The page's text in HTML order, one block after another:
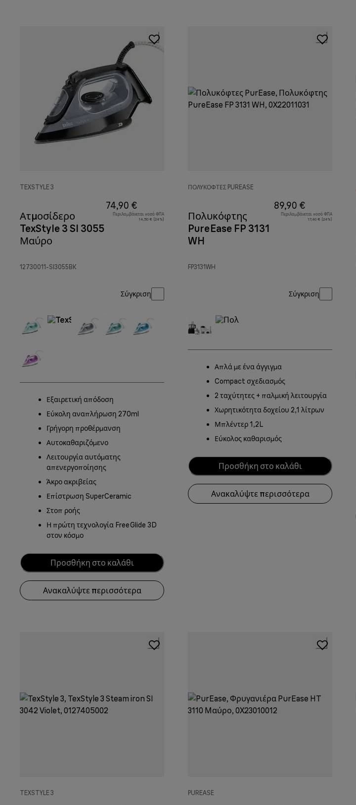
TEXSTYLE 3
Ατμοσίδερο
TexStyle 3 SI 3055
Μαύρο
12730011-SI3055BK
74,90 €
Περιλαμβάνεται ποσό ΦΠΑ
14,50 € (24%)
Σύγκριση
Εξαιρετική απόδοση
Εύκολη αναπλήρωση 270ml
Γρήγορη προθέρμανση
Αυτοκαθαριζόμενο
Λειτουργία αυτόματης
απενεργοποίησης
Άκρο ακριβείας
Επίστρωση SuperCeramic
Στοπ ροής
Η πρώτη τεχνολογία FreeGlide 3D
στον κόσμο
Προσθήκη στο καλάθι
Ανακαλύψτε περισσότερα
ΠΟΛΥΚΌΦΤΕΣ PUREASE
Πολυκόφτης
PureEase FP 3131
WH
FP3131WH
89,90 €
Περιλαμβάνεται ποσό ΦΠΑ
17,40 € (24%)
Σύγκριση
Απλά με ένα άγγιγμα
Compact σχεδιασμός
2 ταχύτητες + παλμική λειτουργία
Χωρητικότητα δοχείου 2,1 λίτρων
Μπλέντερ 1,2L
Εύκολος καθαρισμός
Προσθήκη στο καλάθι
Ανακαλύψτε περισσότερα
TEXSTYLE 3 PUREASE